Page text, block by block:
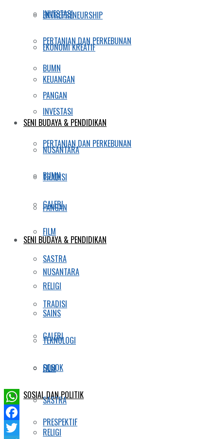
INVESTASI
PERTANIAN DAN PERKEBUNAN
BUMN
PANGAN
SENI BUDAYA & PENDIDIKAN
NUSANTARA
TRADISI
GALERI
FILM
SASTRA
RELIGI
SAINS
TEKNOLOGI
SOSOK
SOSIAL DAN POLITIK
PRESPEKTIF
ENTREPRENEURSHIP
EKONOMI KREATIF
KEUANGAN
INVESTASI
PERTANIAN DAN PERKEBUNAN
BUMN
PANGAN
SENI BUDAYA & PENDIDIKAN
NUSANTARA
TRADISI
GALERI
FILM
SASTRA
RELIGI
WhatsApp
Facebook